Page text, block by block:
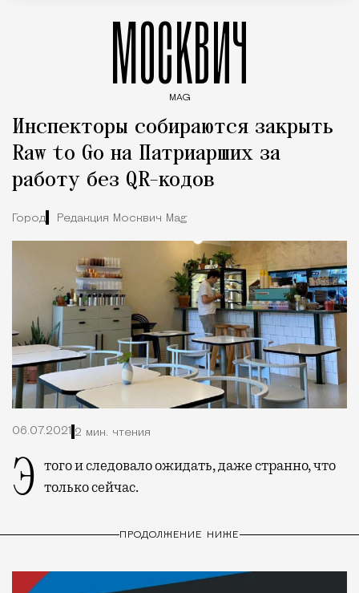
МОСКВИЧ
MAG
Инспекторы собираются закрыть
Raw to Go на Патриарших за
работу без QR-кодов
Город Редакция Москвич Mag
06.07.2021 2 мин. чтения
Этого и следовало ожидать, даже странно, что только сейчас.
ПРОДОЛЖЕНИЕ НИЖЕ